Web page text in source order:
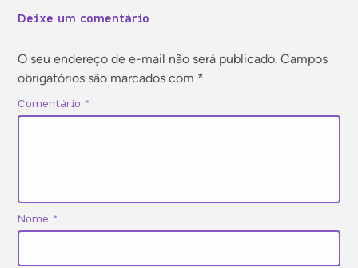
Tecnologia
Deixe um comentário
O seu endereço de e-mail não será publicado. Campos
obrigatórios são marcados com *
Comentário *
Nome *